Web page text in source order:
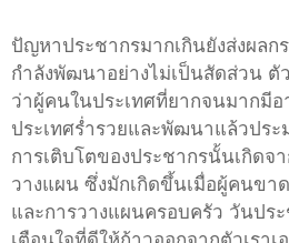
ปัญหาประชากรมากเกินยังส่งผลก
กำลังพัฒนาอย่างไม่เป็นสัดส่วน ตั
ว่าผู้คนในประเทศที่ยากจนมากมี
ประเทศร่ำรวยและพัฒนาแล้วปร
การเติบโตของประชากรนั้นเกิดจ
วางแผน ซึ่งมักเกิดขึ้นเมื่อผู้คนขา
และการวางแผนครอบครัว วันประ